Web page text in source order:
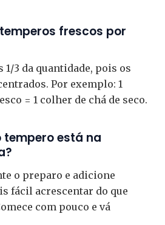
frescos por
1/3 da quantidade, pois os
Por exemplo: 1
= 1 colher de chá de seco.
tempero está na
o preparo e adicione
fácil acrescentar do que
com pouco e vá